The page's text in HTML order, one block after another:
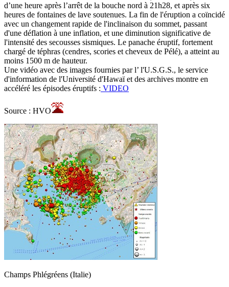
d’une heure après l’arrêt de la bouche nord à 21h28, et après six
heures de fontaines de lave soutenues. La fin de l'éruption a coïncidé
avec un changement rapide de l'inclinaison du sommet, passant
d'une déflation à une inflation, et une diminution significative de
l'intensité des secousses sismiques. Le panache éruptif, fortement
chargé de téphras (cendres, scories et cheveux de Pélé), a atteint au
moins 1500 m de hauteur.
Une vidéo avec des images fournies par l’ l'U.S.G.S., le service
d'information de l'Université d'Hawaï et des archives montre en
accéléré les épisodes éruptifs : VIDEO
Source : HVO
Champs Phlégréens (Italie)